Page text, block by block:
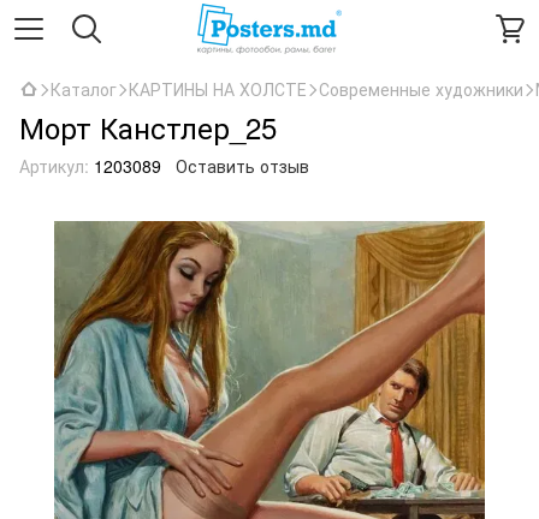
Каталог КАРТИНЫ НА ХОЛСТЕ Современные художники
Морт Канстлер_25
Артикул: 1203089 Оставить отзыв